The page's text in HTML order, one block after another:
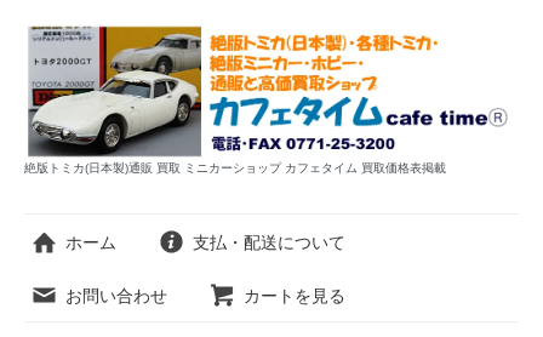
絶版トミカ(日本製)通販 買取 ミニカーショップ カフェタイム 買取価格表掲載
ホーム 支払・配送について
お問い合わせ カートを見る